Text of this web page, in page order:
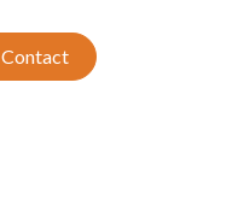
Contact